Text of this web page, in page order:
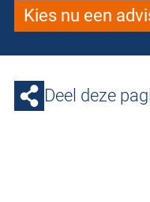
Kies nu een
Deel deze